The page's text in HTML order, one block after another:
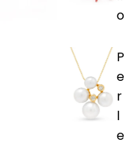
o
P
e
r
l
e